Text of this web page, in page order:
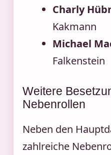
Charly
Kakmann
Michael
Falkenstein
Weitere
Nebenrollen
Neben den
zahlreiche